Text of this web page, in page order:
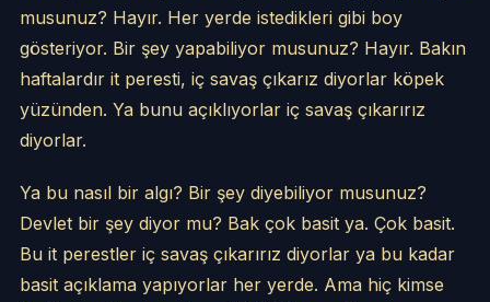
musunuz? Hayır. Her yerde istedikleri gibi boy
gösteriyor. Bir şey yapabiliyor musunuz? Hayır. Bakın
haftalardır it peresti, iç savaş çıkarız diyorlar köpek
yüzünden. Ya bunu açıklıyorlar iç savaş çıkarırız
diyorlar.
Ya bu nasıl bir algı? Bir şey diyebiliyor musunuz?
Devlet bir şey diyor mu? Bak çok basit ya. Çok basit.
Bu it perestler iç savaş çıkarırız diyorlar ya bu kadar
basit açıklama yapıyorlar her yerde. Ama hiç kimse